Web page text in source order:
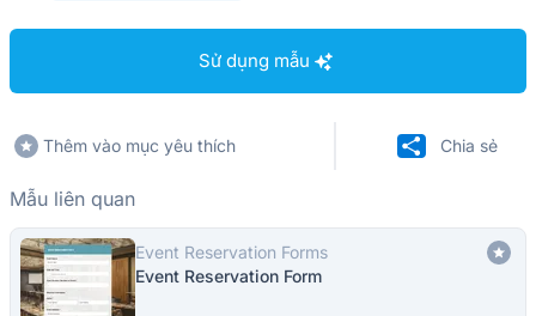
Sử dụng mẫu
Thêm vào mục yêu thích Chia sẻ
Mẫu liên quan
Event Reservation Forms
Event Reservation Form